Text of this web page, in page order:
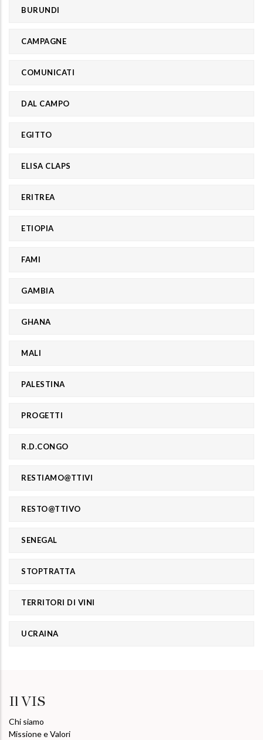
BURUNDI
CAMPAGNE
COMUNICATI
DAL CAMPO
EGITTO
ELISA CLAPS
ERITREA
ETIOPIA
FAMI
GAMBIA
GHANA
MALI
PALESTINA
PROGETTI
R.D.CONGO
RESTIAMO@TTIVI
RESTO@TTIVO
SENEGAL
STOPTRATTA
TERRITORI DI VINI
UCRAINA
Il VIS
Chi siamo
Missione e Valori